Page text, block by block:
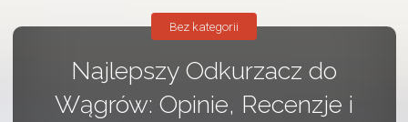
Najlepszy Odkurzacz do
Wągrów: Opinie, Recenzje i
Bez kategorii